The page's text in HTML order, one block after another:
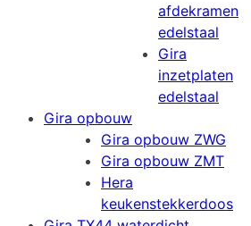
afdekramen
edelstaal
Gira
inzetplaten
edelstaal
Gira opbouw
Gira opbouw ZWG
Gira opbouw ZMT
Hera
keukenstekkerdoos